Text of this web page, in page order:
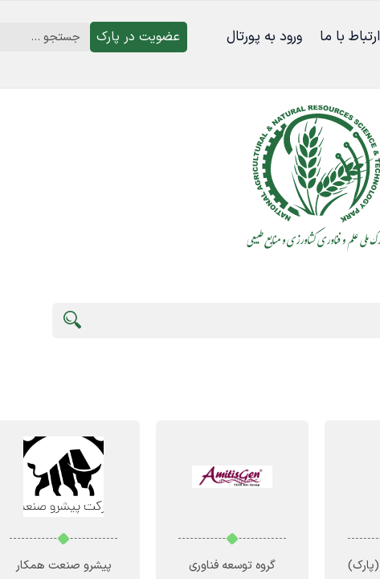
ارتباط با ما ورود به پورتال عضویت در پارک
(پارک)
گروه توسعه فناوری
پیشرو صنعت همکار